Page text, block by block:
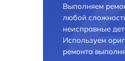
Выполняем
любой
неисправные
Используем
ремонта